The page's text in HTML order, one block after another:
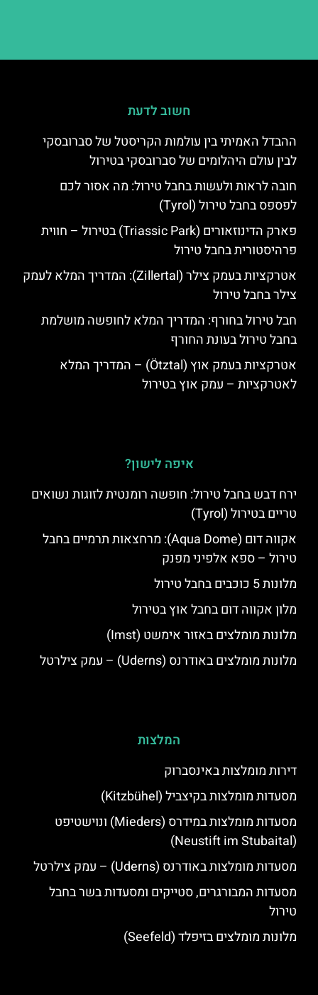
חשוב לדעת
ההבדל האמיתי בין עולמות הקריסטל של סברובסקי
לבין עולם היהלומים של סברובסקי בטירול
חובה לראות ולעשות בחבל טירול: מה אסור לכם
לפספס בחבל טירול (Tyrol)
פארק הדינוזאורים (Triassic Park) בטירול – חווית
פרהיסטורית בחבל טירול
אטרקציות בעמק צילר (Zillertal): המדריך המלא לעמק
צילר בחבל טירול
חבל טירול בחורף: המדריך המלא לחופשה מושלמת
בחבל טירול בעונת החורף
אטרקציות בעמק אוץ (Ötztal) – המדריך המלא
לאטרקציות – עמק אוץ בטירול
איפה לישון?
ירח דבש בחבל טירול: חופשה רומנטית לזוגות נשואים
טריים בטירול (Tyrol)
אקווה דום (Aqua Dome): מרחצאות תרמיים בחבל
טירול – ספא אלפיני מפנק
מלונות 5 כוכבים בחבל טירול
מלון אקווה דום בחבל אוץ בטירול
מלונות מומלצים באזור אימשט (Imst)
מלונות מומלצים באודרנס (Uderns) – עמק צילרטל
המלצות
דירות מומלצות באינסברוק
מסעדות מומלצות בקיצביל (Kitzbühel)
מסעדות מומלצות במידרס (Mieders) ונוישטיפט
(Neustift im Stubaital)
מסעדות מומלצות באודרנס (Uderns) – עמק צילרטל
מסעדות המבורגרים, סטייקים ומסעדות בשר בחבל
טירול
מלונות מומלצים בזיפלד (Seefeld)